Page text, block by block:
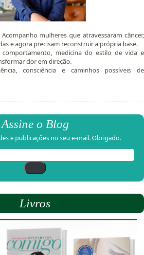
Acompanho mulheres que atravessaram câncer,
e agora precisam reconstruir a própria base.
medicina do estilo de vida e
dor em direção.
consciência e caminhos possíveis de
Assine o Blog
e publicações no seu e-mail. Obrigado.
Livros